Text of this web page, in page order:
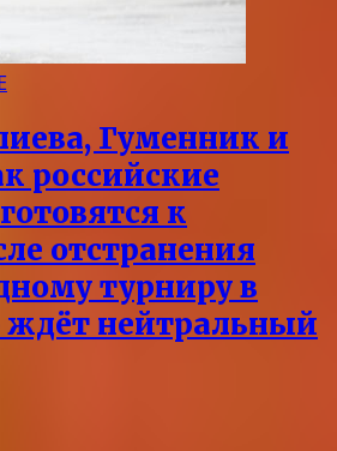
Гуменник и
российские
к
отстранения
турниру в
ждёт нейтральный